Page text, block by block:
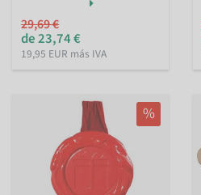
29,69 €
de 23,74 €
19,95 EUR más IVA
%